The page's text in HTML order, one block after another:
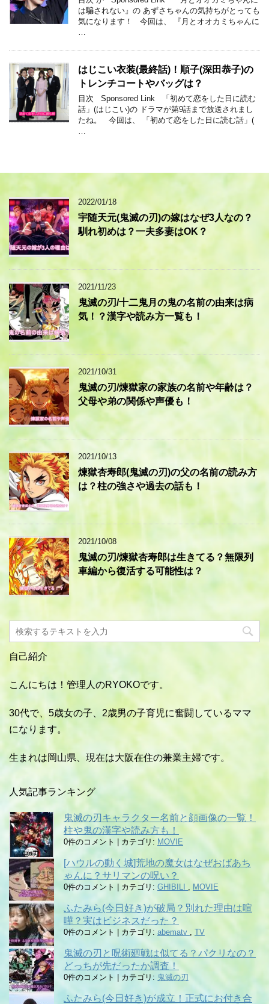
は騙されない』の あずさちゃんの気持ちがとっても
気になります！ 今回は、 『月とオオカミちゃんに
…
はじこい衣装(最終話)！順子(深田恭子)の
トレンチコートやバッグは？
目次 Sponsored Link 「初めて恋をした日に読む
話」(はじこい)の ドラマが第9話まで放送されまし
たね。 今回は、 「初めて恋をした日に読む話」(
…
2022/01/18
宇随天元(鬼滅の刃)の嫁はなぜ3人なの？
馴れ初めは？一夫多妻はOK？
2021/11/23
鬼滅の刃/十二鬼月の鬼の名前の由来は病
気！？漢字や読み方一覧も！
2021/10/31
鬼滅の刃/煉獄家の家族の名前や年齢は？
父母や弟の関係や声優も！
2021/10/13
煉獄杏寿郎(鬼滅の刃)の父の名前の読み方
は？柱の強さや過去の話も！
2021/10/08
鬼滅の刃/煉獄杏寿郎は生きてる？無限列
車編から復活する可能性は？
自己紹介
こんにちは！管理人のRYOKOです。
30代で、5歳女の子、2歳男の子育児に奮闘しているママ
になります。
生まれは岡山県、現在は大阪在住の兼業主婦です。
人気記事ランキング
鬼滅の刃キャラクター名前と顔画像の一覧！
柱や鬼の漢字や読み方も！
0件のコメント カテゴリ: MOVIE
[ハウルの動く城]荒地の魔女はなぜおばあち
ゃんに？サリマンの呪い？
0件のコメント カテゴリ: GHIBILI , MOVIE
ふたみら(今日好き)が破局？別れた理由は喧
嘩？実はビジネスだった？
0件のコメント カテゴリ: abematv , TV
鬼滅の刃と呪術廻戦は似てる？パクリなの？
どっちが先だったか調査！
0件のコメント カテゴリ: 鬼滅の刃
ふたみら(今日好き)が成立！正式にお付き合